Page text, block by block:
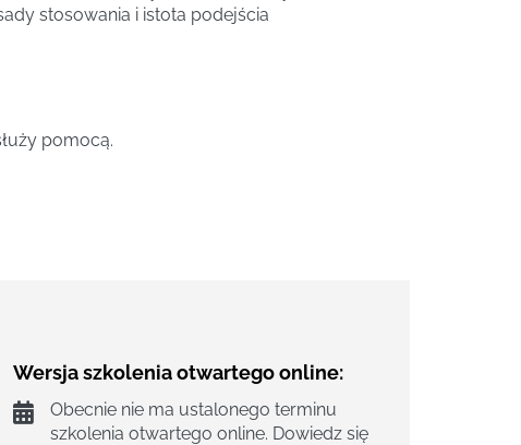
stosowania i istota podejścia
pomocą.
Wersja szkolenia otwartego online:
Obecnie nie ma ustalonego terminu
szkolenia otwartego online. Dowiedz się